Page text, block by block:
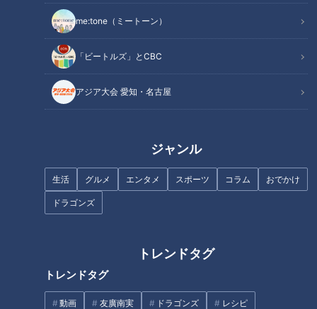
me:tone（ミートーン）
「ビートルズ」とCBC
アジア大会 愛知・名古屋
ジャンル
生活 グルメ エンタメ スポーツ コラム おでかけ
ドラゴンズ
トレンドタグ
トレンドタグ
動画 友廣南実 ドラゴンズ レシピ
オススメ関連コンテンツ
格差をなくすための「中核市」
全国には47の都道府県があり、市町村の数は1718ある。この
る。最も人口が多い市は神奈川県横浜市で、375万人余り。逆
に最も人口が少ない市は北海道の歌志内（うたしない）市、札
幌市と旭川市の中間あたりに位置する。こちらは人口3000人
余りで、横浜市との間には1000倍以上の大きな差がある。こ
を引き受ける制度が作られた。それが「政令指定都市」「中核
市」そして「特例市」である。ただし「特例市」は2015年度
の制度が廃止されたので、現在は「政令指定都市」と「中核